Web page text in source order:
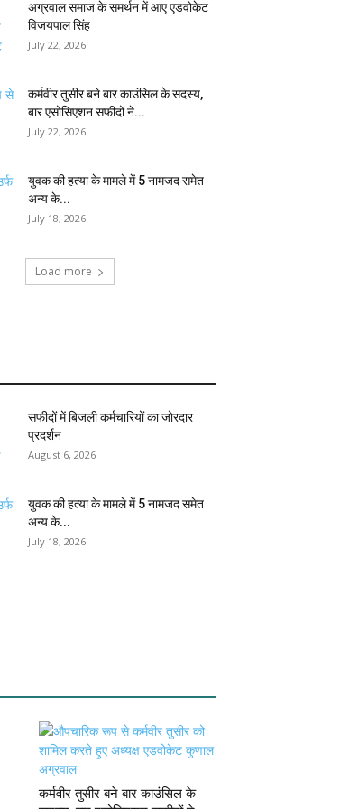
अग्रवाल समाज के समर्थन में आए एडवोकेट
विजयपाल सिंह
July 22, 2026
कर्मवीर तुसीर बने बार काउंसिल के सदस्य,
बार एसोसिएशन सफीदों ने...
July 22, 2026
युवक की हत्या के मामले में 5 नामजद समेत
अन्य के...
July 18, 2026
Load more
सफीदों में बिजली कर्मचारियों का जोरदार
प्रदर्शन
August 6, 2026
युवक की हत्या के मामले में 5 नामजद समेत
अन्य के...
July 18, 2026
कर्मवीर तुसीर बने बार काउंसिल के